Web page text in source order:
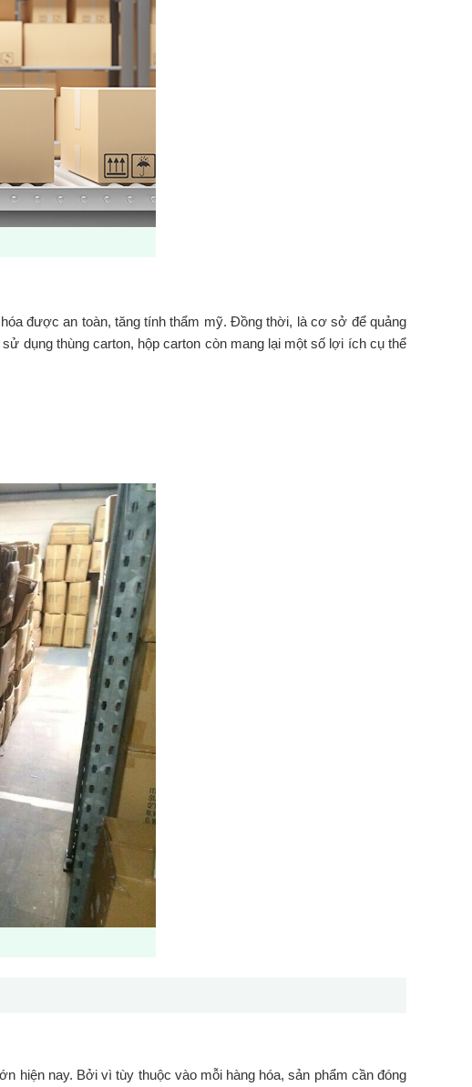
được an toàn, tăng tính thẩm mỹ. Đồng thời, là cơ sở để quảng
dụng thùng carton, hộp carton còn mang lại một số lợi ích cụ thể
hiện nay. Bởi vì tùy thuộc vào mỗi hàng hóa, sản phẩm cần đóng